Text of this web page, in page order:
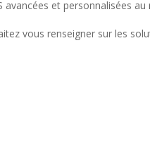
et personnalisées au
vous renseigner sur les